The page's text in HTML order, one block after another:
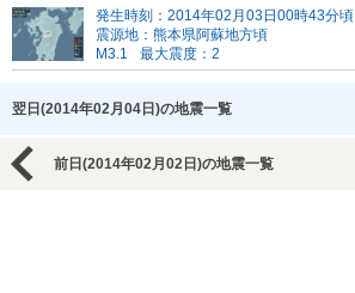
発生時刻：2014年02月03日00時43分頃
震源地：熊本県阿蘇地方頃
M3.1
最大震度：2
翌日(2014年02月04日)の地震一覧
前日(2014年02月02日)の地震一覧